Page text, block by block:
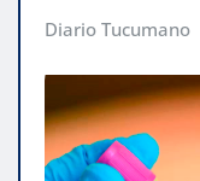
Diario Tucumano